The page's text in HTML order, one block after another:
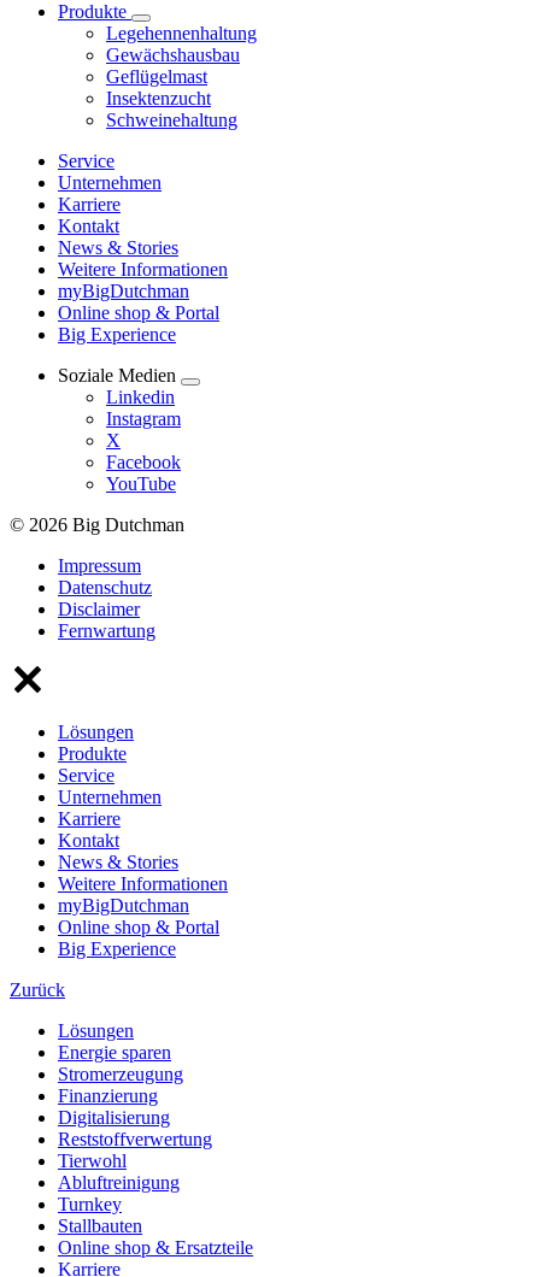
Produkte
Legehennenhaltung
Gewächshausbau
Geflügelmast
Insektenzucht
Schweinehaltung
Service
Unternehmen
Karriere
Kontakt
News & Stories
Weitere Informationen
myBigDutchman
Online shop & Portal
Big Experience
Soziale Medien
Linkedin
Instagram
X
Facebook
YouTube
© 2026 Big Dutchman
Impressum
Datenschutz
Disclaimer
Fernwartung
Lösungen
Produkte
Service
Unternehmen
Karriere
Kontakt
News & Stories
Weitere Informationen
myBigDutchman
Online shop & Portal
Big Experience
Zurück
Lösungen
Energie sparen
Stromerzeugung
Finanzierung
Digitalisierung
Reststoffverwertung
Tierwohl
Abluftreinigung
Turnkey
Stallbauten
Online shop & Ersatzteile
Karriere